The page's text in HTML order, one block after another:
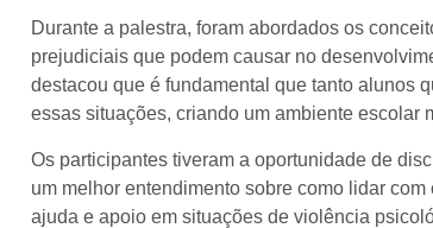
Durante a palestra, foram abordados os
prejudiciais que podem causar no
destacou que é fundamental que tanto alunos
essas situações, criando um ambiente escolar
Os participantes tiveram a oportunidade de
um melhor entendimento sobre como lidar
ajuda e apoio em situações de violência